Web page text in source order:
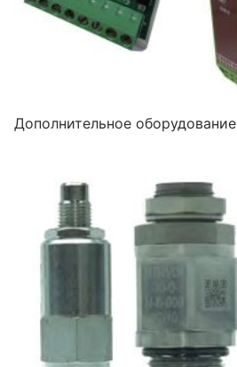
Дополнительное оборудование